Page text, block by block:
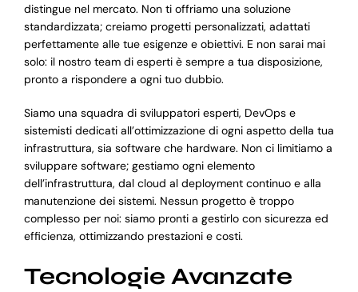
distingue nel mercato. Non ti offriamo una soluzione
standardizzata; creiamo progetti personalizzati, adattati
perfettamente alle tue esigenze e obiettivi. E non sarai mai
solo: il nostro team di esperti è sempre a tua disposizione,
pronto a rispondere a ogni tuo dubbio.
Siamo una squadra di sviluppatori esperti, DevOps e
sistemisti dedicati all’ottimizzazione di ogni aspetto della tua
infrastruttura, sia software che hardware. Non ci limitiamo a
sviluppare software; gestiamo ogni elemento
dell’infrastruttura, dal cloud al deployment continuo e alla
manutenzione dei sistemi. Nessun progetto è troppo
complesso per noi: siamo pronti a gestirlo con sicurezza ed
efficienza, ottimizzando prestazioni e costi.
Tecnologie Avanzate